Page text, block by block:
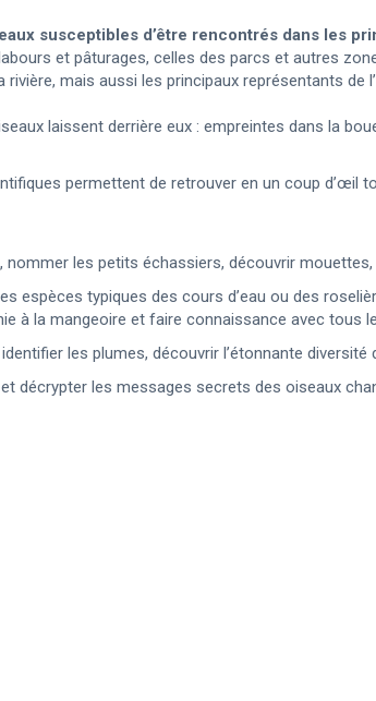
susceptibles d’être rencontrés dans les
et pâturages, celles des parcs et autres
mais aussi les principaux représentants de
laissent derrière eux : empreintes dans la
permettent de retrouver en un coup d’œil
les petits échassiers, découvrir
espèces typiques des cours d’eau ou des
à la mangeoire et faire connaissance avec tous
les plumes, découvrir l’étonnante
décrypter les messages secrets des oiseaux